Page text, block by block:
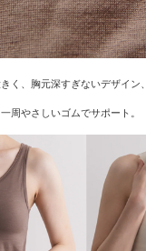
く、胸元深すぎないデザイン、
周やさしいゴムでサポート。